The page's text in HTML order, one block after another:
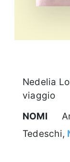
Nedelia
viaggio
NOMIArchivio privato famiglia Lolli
Tedeschi,